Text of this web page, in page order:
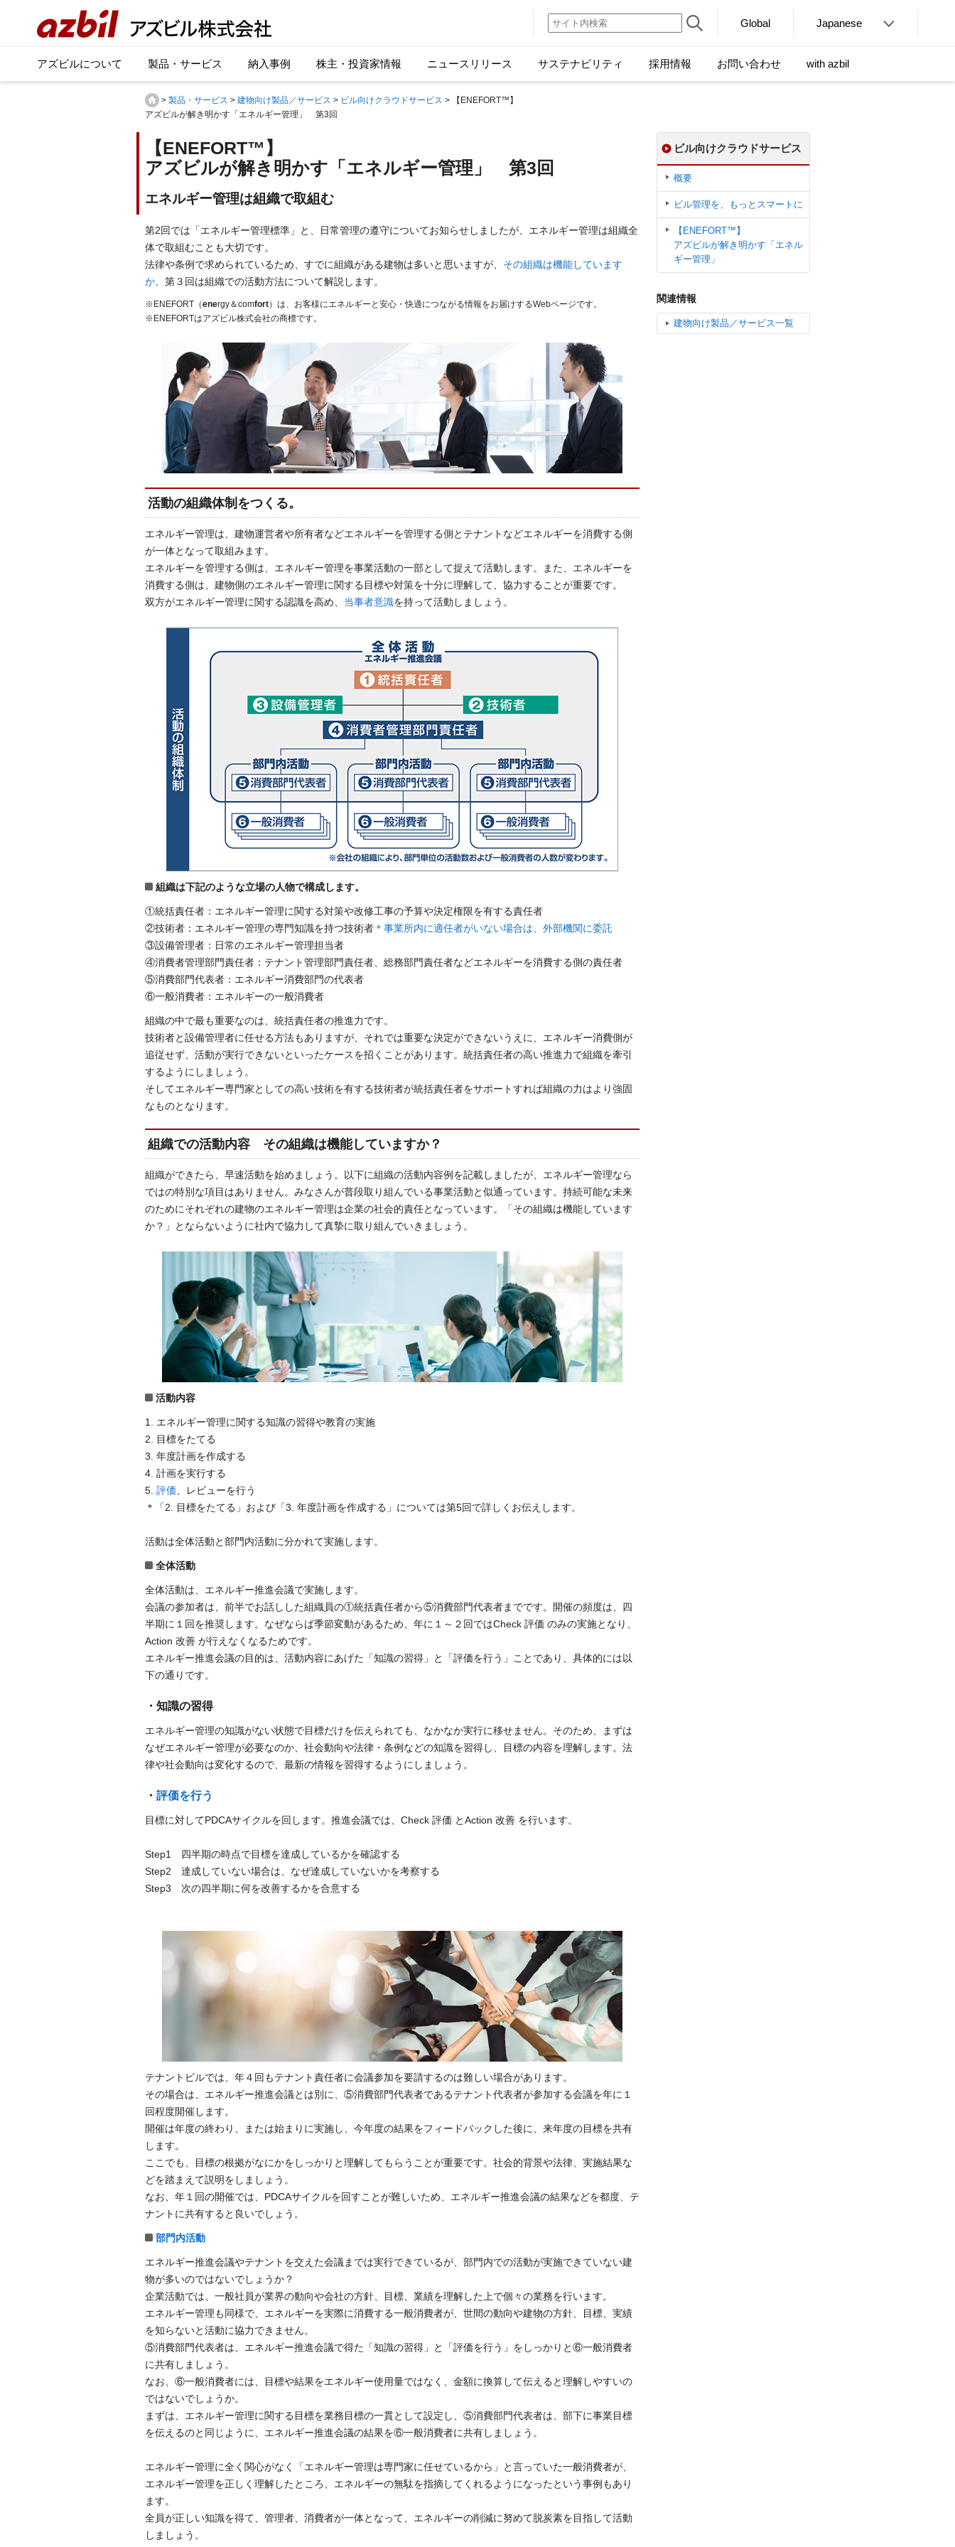
Global Japanese
アズビルについて 製品・サービス 納入事例 株主・投資家情報 ニュースリリース サステナビリティ 採用情報 お問い合わせ with azbil
> 製品・サービス > 建物向け製品／サービス > ビル向けクラウドサービス > 【ENEFORT™】
アズビルが解き明かす「エネルギー管理」 第3回
【ENEFORT™】
アズビルが解き明かす「エネルギー管理」 第3回
エネルギー管理は組織で取組む
第2回では「エネルギー管理標準」と、日常管理の遵守についてお知らせしましたが、エネルギー管理は組織全
体で取組むことも大切です。
法律や条例で求められているため、すでに組織がある建物は多いと思いますが、 その組織は機能しています
か。 第３回は組織での活動方法について解説します。
※ENEFORT（energy＆comfort）は、お客様にエネルギーと安心・快適につながる情報をお届けするWebページです。
※ENEFORTはアズビル株式会社の商標です。
活動の組織体制をつくる。
エネルギー管理は、建物運営者や所有者などエネルギーを管理する側とテナントなどエネルギーを消費する側
が一体となって取組みます。
エネルギーを管理する側は、エネルギー管理を事業活動の一部として捉えて活動します。また、エネルギーを
消費する側は、建物側のエネルギー管理に関する目標や対策を十分に理解して、協力することが重要です。
双方がエネルギー管理に関する認識を高め、 当事者意識を持って活動しましょう。
組織は下記のような立場の人物で構成します。
①統括責任者：エネルギー管理に関する対策や改修工事の予算や決定権限を有する責任者
②技術者：エネルギー管理の専門知識を持つ技術者 ＊事業所内に適任者がいない場合は、外部機関に委託
③設備管理者：日常のエネルギー管理担当者
④消費者管理部門責任者：テナント管理部門責任者、総務部門責任者などエネルギーを消費する側の責任者
⑤消費部門代表者：エネルギー消費部門の代表者
⑥一般消費者：エネルギーの一般消費者
組織の中で最も重要なのは、統括責任者の推進力です。
技術者と設備管理者に任せる方法もありますが、それでは重要な決定ができないうえに、エネルギー消費側が
追従せず、活動が実行できないといったケースを招くことがあります。統括責任者の高い推進力で組織を牽引
するようにしましょう。
そしてエネルギー専門家としての高い技術を有する技術者が統括責任者をサポートすれば組織の力はより強固
なものとなります。
組織での活動内容 その組織は機能していますか？
組織ができたら、早速活動を始めましょう。以下に組織の活動内容例を記載しましたが、エネルギー管理なら
ではの特別な項目はありません。みなさんが普段取り組んでいる事業活動と似通っています。持続可能な未来
のためにそれぞれの建物のエネルギー管理は企業の社会的責任となっています。「その組織は機能しています
か？」とならないように社内で協力して真摯に取り組んでいきましょう。
活動内容
1. エネルギー管理に関する知識の習得や教育の実施
2. 目標をたてる
3. 年度計画を作成する
4. 計画を実行する
5. 評価 、レビューを行う
＊「2. 目標をたてる」および「3. 年度計画を作成する」については第5回で詳しくお伝えします。
活動は全体活動と部門内活動に分かれて実施します。
全体活動
全体活動は、エネルギー推進会議で実施します。
会議の参加者は、前半でお話しした組織員の①統括責任者から⑤消費部門代表者までです。開催の頻度は、四
半期に１回を推奨します。なぜならば季節変動があるため、年に１～２回ではCheck 評価 のみの実施となり、
Action 改善 が行えなくなるためです。
エネルギー推進会議の目的は、活動内容にあげた「知識の習得」と「評価を行う」ことであり、具体的には以
下の通りです。
・知識の習得
エネルギー管理の知識がない状態で目標だけを伝えられても、なかなか実行に移せません。そのため、まずは
なぜエネルギー管理が必要なのか、社会動向や法律・条例などの知識を習得し、目標の内容を理解します。法
律や社会動向は変化するので、最新の情報を習得するようにしましょう。
・ 評価を行う
目標に対してPDCAサイクルを回します。推進会議では、Check 評価 とAction 改善 を行います。
Step1 四半期の時点で目標を達成しているかを確認する
Step2 達成していない場合は、なぜ達成していないかを考察する
Step3 次の四半期に何を改善するかを合意する
テナントビルでは、年４回もテナント責任者に会議参加を要請するのは難しい場合があります。
その場合は、エネルギー推進会議とは別に、⑤消費部門代表者であるテナント代表者が参加する会議を年に１
回程度開催します。
開催は年度の終わり、または始まりに実施し、今年度の結果をフィードバックした後に、来年度の目標を共有
します。
ここでも、目標の根拠がなにかをしっかりと理解してもらうことが重要です。社会的背景や法律、実施結果な
どを踏まえて説明をしましょう。
なお、年１回の開催では、PDCAサイクルを回すことが難しいため、エネルギー推進会議の結果などを都度、テ
ナントに共有すると良いでしょう。
部門内活動
エネルギー推進会議やテナントを交えた会議までは実行できているが、部門内での活動が実施できていない建
物が多いのではないでしょうか？
企業活動では、一般社員が業界の動向や会社の方針、目標、業績を理解した上で個々の業務を行います。
エネルギー管理も同様で、エネルギーを実際に消費する一般消費者が、世間の動向や建物の方針、目標、実績
を知らないと活動に協力できません。
⑤消費部門代表者は、エネルギー推進会議で得た「知識の習得」と「評価を行う」をしっかりと⑥一般消費者
に共有しましょう。
なお、⑥一般消費者には、目標や結果をエネルギー使用量ではなく、金額に換算して伝えると理解しやすいの
ではないでしょうか。
まずは、エネルギー管理に関する目標を業務目標の一貫として設定し、⑤消費部門代表者は、部下に事業目標
を伝えるのと同じように、エネルギー推進会議の結果を⑥一般消費者に共有しましょう。
エネルギー管理に全く関心がなく「エネルギー管理は専門家に任せているから」と言っていた一般消費者が、
エネルギー管理を正しく理解したところ、エネルギーの無駄を指摘してくれるようになったという事例もあり
ます。
全員が正しい知識を得て、管理者、消費者が一体となって、エネルギーの削減に努めて脱炭素を目指して活動
しましょう。
ビル向けクラウドサービス
概要
ビル管理を、もっとスマートに
【ENEFORT™】
アズビルが解き明かす「エネル
ギー管理」
関連情報
建物向け製品／サービス一覧